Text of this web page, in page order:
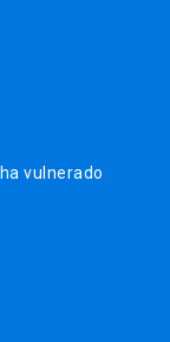
vulnerado